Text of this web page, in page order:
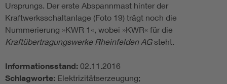
Ursprungs. Der erste Abspannmast hinter der
Kraftwerksschaltanlage (Foto 19) trägt noch die
Nummerierung »KWR 1«, wobei »KWR« für die
Kraftübertragungswerke Rheinfelden AGsteht.
Informationsstand: 02.11.2016
Schlagworte: Elektrizitätserzeugung;